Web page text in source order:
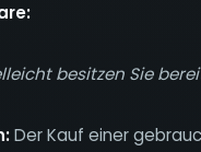
besitzen Sie
Der Kauf einer